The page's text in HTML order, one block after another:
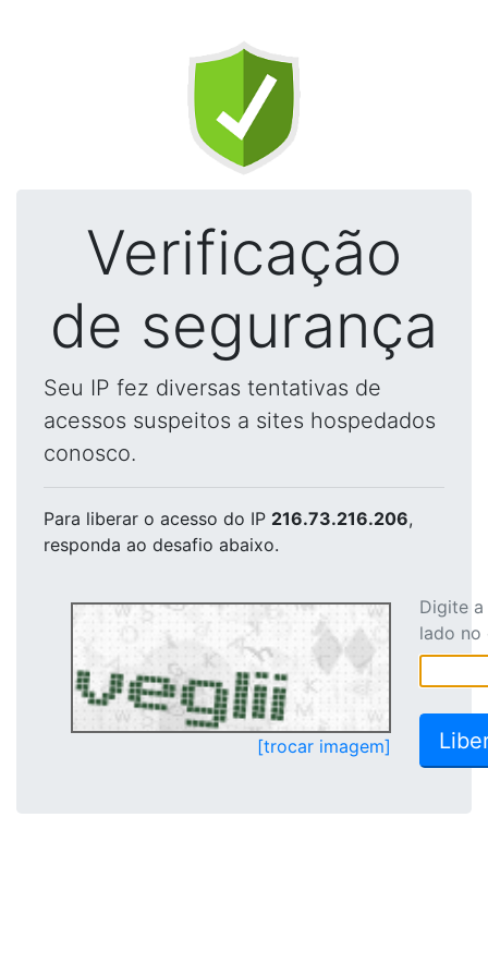
Verificação
de segurança
Seu IP fez diversas tentativas de
acessos suspeitos a sites hospedados
conosco.
Para liberar o acesso do IP 216.73.216.206,
responda ao desafio abaixo.
[trocar imagem]
Digite
lado no